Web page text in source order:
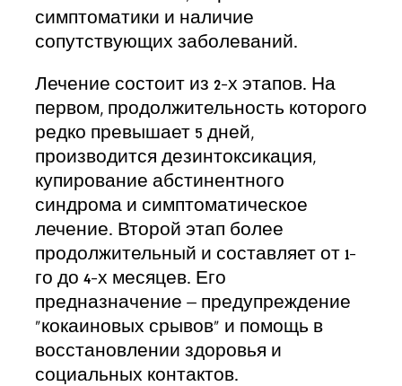
צרו איתנו קשר
השאירו פרטים ונחזור אליכם לשיחת יעוץ אנונימית
симптоматики и наличие
сопутствующих заболеваний.
Лечение состоит из 2-х этапов. На
первом, продолжительность которого
редко превышает 5 дней,
производится дезинтоксикация,
купирование абстинентного
синдрома и симптоматическое
лечение. Второй этап более
продолжительный и составляет от 1-
го до 4-х месяцев. Его
предназначение – предупреждение
«кокаиновых срывов» и помощь в
восстановлении здоровья и
социальных контактов.